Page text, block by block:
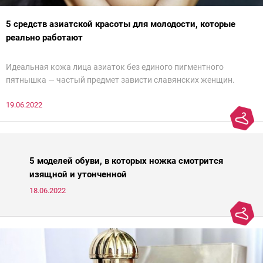
5 средств азиатской красоты для молодости, которые
реально работают
Идеальная кожа лица азиаток без единого пигментного
пятнышка — частый предмет зависти славянских женщин.
генетикой и в зрелом возрасте их легко можно спутать с
молодой девушкой. Но дело не только в ДНК — грамотный уход
японок и кореянок играет немалую роль в предотвращении
средств для молодости от Ксении Вебер, косметолога-эстетиста
и «эксперта идеальной кожи Intercharm 2020».
19.06.2022
5 моделей обуви, в которых ножка смотрится
изящной и утонченной
18.06.2022